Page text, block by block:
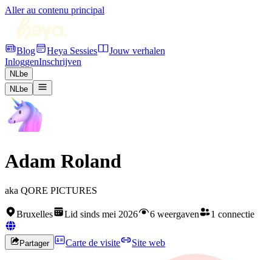
Aller au contenu principal
Blog Heya Sessies
Jouw verhalen
InloggenInschrijven
NLbe
NLbe
Adam Roland
aka QORE PICTURES
Bruxelles Lid sinds mei 2026 6 weergaven 1 connectie
Partager Carte de visite Site web